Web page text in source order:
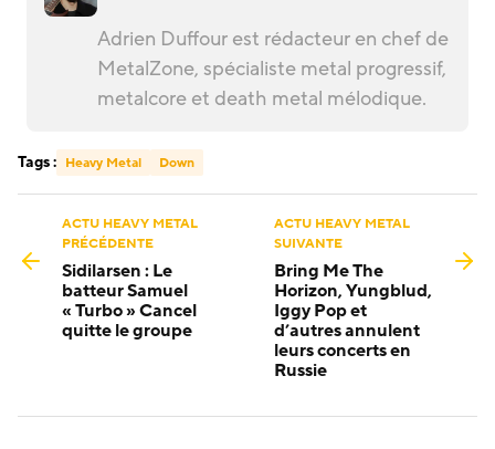
Adrien Duffour est rédacteur en chef de
MetalZone, spécialiste metal progressif,
metalcore et death metal mélodique.
Tags : Heavy Metal Down
ACTU HEAVY METAL
PRÉCÉDENTE
Sidilarsen : Le
batteur Samuel
« Turbo » Cancel
quitte le groupe
ACTU HEAVY METAL
SUIVANTE
Bring Me The
Horizon, Yungblud,
Iggy Pop et
d’autres annulent
leurs concerts en
Russie